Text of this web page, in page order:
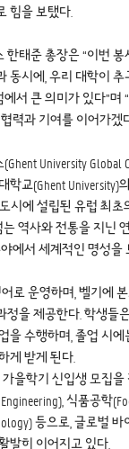
힘을 보탰다.
태준 총장은 “이번
동시에, 우리 대학이
에서 큰 의미가 있다”
력과 기여를 이어가겠
University Global
학교(Ghent University)
시에 설립된 유럽 최초
역사와 전통을 지닌
에서 세계적인 명성을
로 운영하며, 벨기에
정을 제공한다. 학생들
을 수행하며, 졸업 시
게 받게 된다.
가을학기 신입생 모집
식품공학
등으로, 글로벌
발히 이어지고 있다.